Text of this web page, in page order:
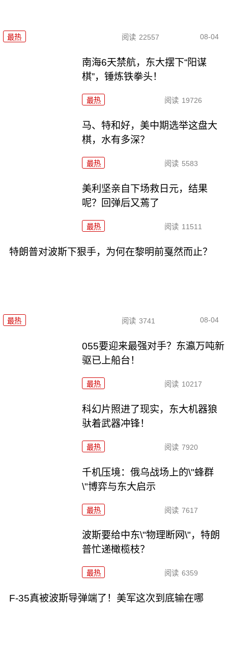
最热 阅读 22557 08-04
南海6天禁航，东大摆下“阳谋
棋”，锤炼铁拳头！
最热 阅读 19726
马、特和好，美中期选举这盘大
棋，水有多深？
最热 阅读 5583
美利坚亲自下场救日元，结果
呢？回弹后又蔫了
最热 阅读 11511
特朗普对波斯下狠手，为何在黎明前戛然而止？
最热 阅读 3741 08-04
055要迎来最强对手？东瀛万吨新
驱已上船台！
最热 阅读 10217
科幻片照进了现实，东大机器狼
驮着武器冲锋！
最热 阅读 7920
千机压境：俄乌战场上的\"蜂群
\"博弈与东大启示
最热 阅读 7617
波斯要给中东\"物理断网\"，特朗
普忙递橄榄枝？
最热 阅读 6359
F-35真被波斯导弹端了！美军这次到底输在哪